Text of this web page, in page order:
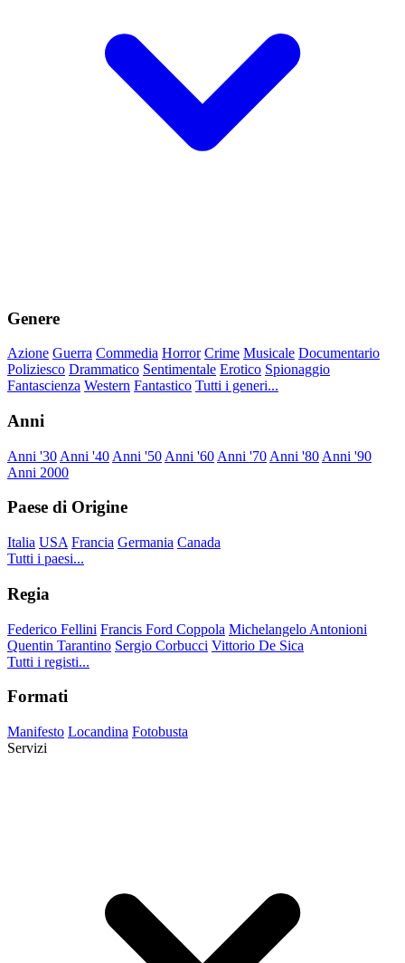
Genere
Azione Guerra Commedia Horror Crime Musicale Documentario
Poliziesco Drammatico Sentimentale Erotico Spionaggio
Fantascienza Western Fantastico Tutti i generi...
Anni
Anni '30 Anni '40 Anni '50 Anni '60 Anni '70 Anni '80 Anni '90
Anni 2000
Paese di Origine
Italia USA Francia Germania Canada
Tutti i paesi...
Regia
Federico Fellini Francis Ford Coppola Michelangelo Antonioni
Quentin Tarantino Sergio Corbucci Vittorio De Sica
Tutti i registi...
Formati
Manifesto Locandina Fotobusta
Servizi